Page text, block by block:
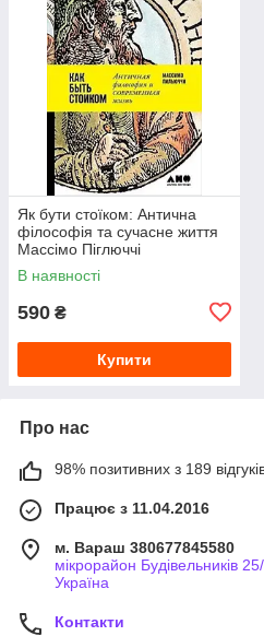
Як бути стоїком: Антична
філософія та сучасне життя
Массімо Піглюччі
В наявності
590 ₴
Купити
Про нас
98% позитивних з 189
Працює з 11.04.2016
м. Вараш 380677845580
мікрорайон Будівельників
Україна
Контакти